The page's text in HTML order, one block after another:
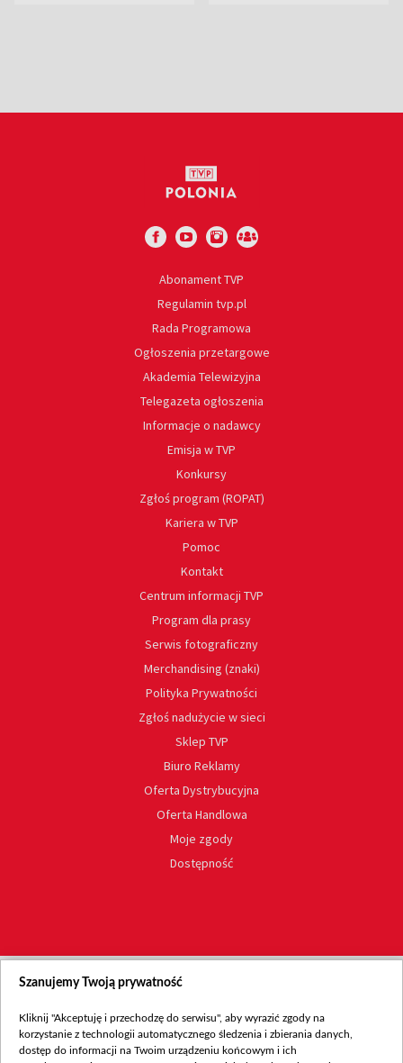
Abonament TVP
Regulamin tvp.pl
Rada Programowa
Ogłoszenia przetargowe
Akademia Telewizyjna
Telegazeta ogłoszenia
Informacje o nadawcy
Emisja w TVP
Konkursy
Zgłoś program (ROPAT)
Kariera w TVP
Pomoc
Kontakt
Centrum informacji TVP
Program dla prasy
Serwis fotograficzny
Merchandising (znaki)
Polityka Prywatności
Zgłoś nadużycie w sieci
Sklep TVP
Biuro Reklamy
Oferta Dystrybucyjna
Oferta Handlowa
Moje zgody
Dostępność
Szanujemy Twoją prywatność
Kliknij "Akceptuję i przechodzę do serwisu", aby wyrazić zgody na
korzystanie z technologii automatycznego śledzenia i zbierania danych,
dostęp do informacji na Twoim urządzeniu końcowym i ich